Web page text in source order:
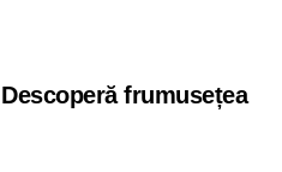
frumusețea